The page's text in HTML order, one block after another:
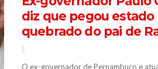
diz que pegou estado
quebrado do pai de
O ex-governador de Pernambuco e